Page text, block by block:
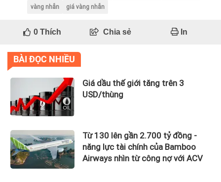
vàng nhẫn
giá vàng nhẫn
0Thích Chia sẻ In
BÀI ĐỌC NHIỀU
Giá dầu thế giới tăng trên 3
USD/thùng
Từ 130 lên gần 2.700 tỷ đồng -
năng lực tài chính của Bamboo
Airways nhìn từ công nợ với ACV